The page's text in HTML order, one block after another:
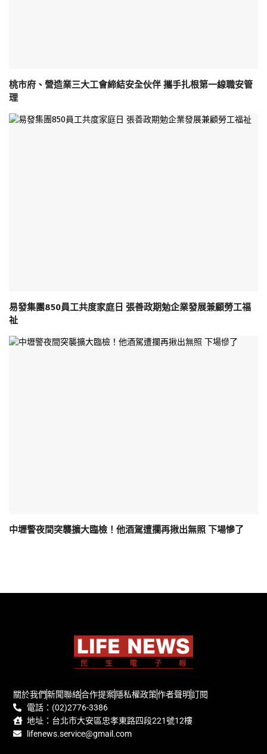
桃市府、營造業三大工會締結安全伙伴 攜手扎根第一線職安管
理
易發集團850員工共度家庭日 張善政期勉企業發展兼顧勞工福
祉
中壢警夜間突襲擴大臨檢！他酒駕遭攔再揪出無照 下場慘了
關於我們新聞聯絡合作提案隱私權政策作者聲明訂閱
電話：(02)2776-3386
地址：台北市大安區忠孝東路四段221號12樓
lifenews.service@gmail.com